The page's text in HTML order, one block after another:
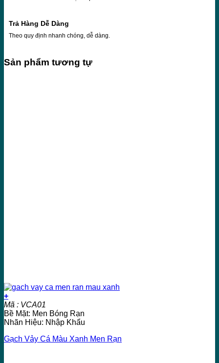
Trả Hàng Dễ Dàng
Theo quy định nhanh chóng, dễ dàng.
Sản phẩm tương tự
+
Mã : VCA01
Bề Mặt: Men Bóng Rạn
Nhãn Hiệu: Nhập Khẩu
Gạch Vảy Cá Màu Xanh Men Rạn